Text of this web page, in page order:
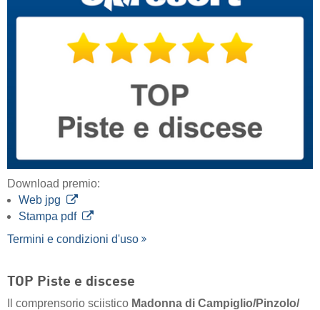
Download premio:
Web jpg
Stampa pdf
Termini e condizioni d'uso
TOP Piste e discese
Il comprensorio sciistico Madonna di Campiglio/​Pinzolo/​